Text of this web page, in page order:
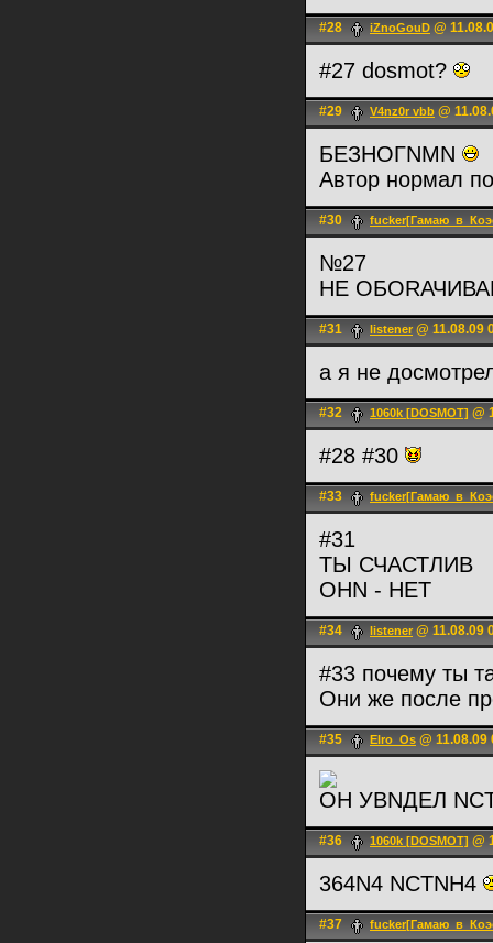
#28 iZnoGouD @
#27 dosmot?
#29 V4nz0r vbb @
БЕЗНОГNMN
Автор нормал
#30
№27
НЕ
#31 listener @ 11.08.09
а я не
#32 1060k [DOSMOT] @
#28 #30
#33
#31
ТЫ СЧАСТЛИВ
ОНN - НЕТ
#34 listener @ 11.08.09
#33 почему ты
Они же после
#35 Elro_Os @ 11.08.09
ОН УВNДЕЛ
#36 1060k [DOSMOT] @
364N4 NCTNH4
#37